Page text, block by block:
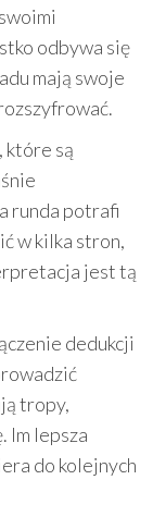
odbywa się
mają swoje
które są
runda potrafi
w kilka stron,
jest tą
dedukcji
tropy,
Im lepsza
do kolejnych